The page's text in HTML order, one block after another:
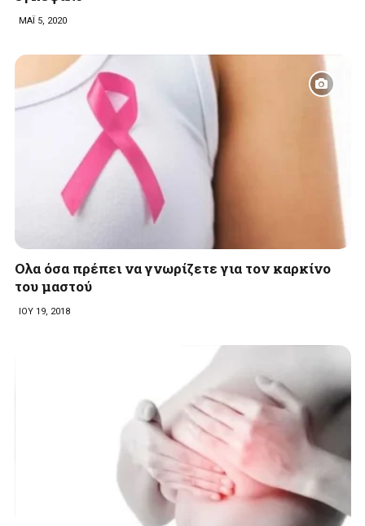
ΜΑΪ 5, 2020
Oλα όσα πρέπει να γνωρίζετε για τον καρκίνο
του μαστού
ΙΟΥ 19, 2018